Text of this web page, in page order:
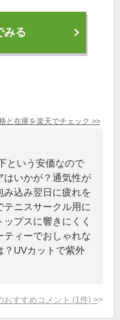
みる
と在庫を楽天でチェック >>
という安価なので
はいかが？通気性が
み込み翌日に疲れを
ニスサークル用に
プスに響きにくく
ティーでおしゃれな
？UVカットで紫外
おすすめコメント (1 件) >